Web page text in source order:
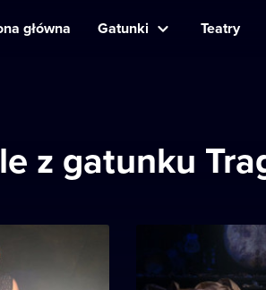
główna Gatunki Teatry
z gatunku